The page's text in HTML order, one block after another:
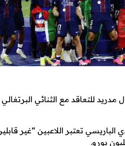
للتعاقد مع الثنائي البرتغالي
تعتبر اللاعبين “غير